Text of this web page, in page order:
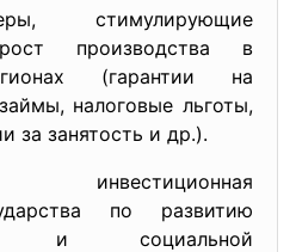
стимулирующие
производства в
(гарантии на
налоговые льготы,
за занятость и др.).
инвестиционная
по развитию
и социальной